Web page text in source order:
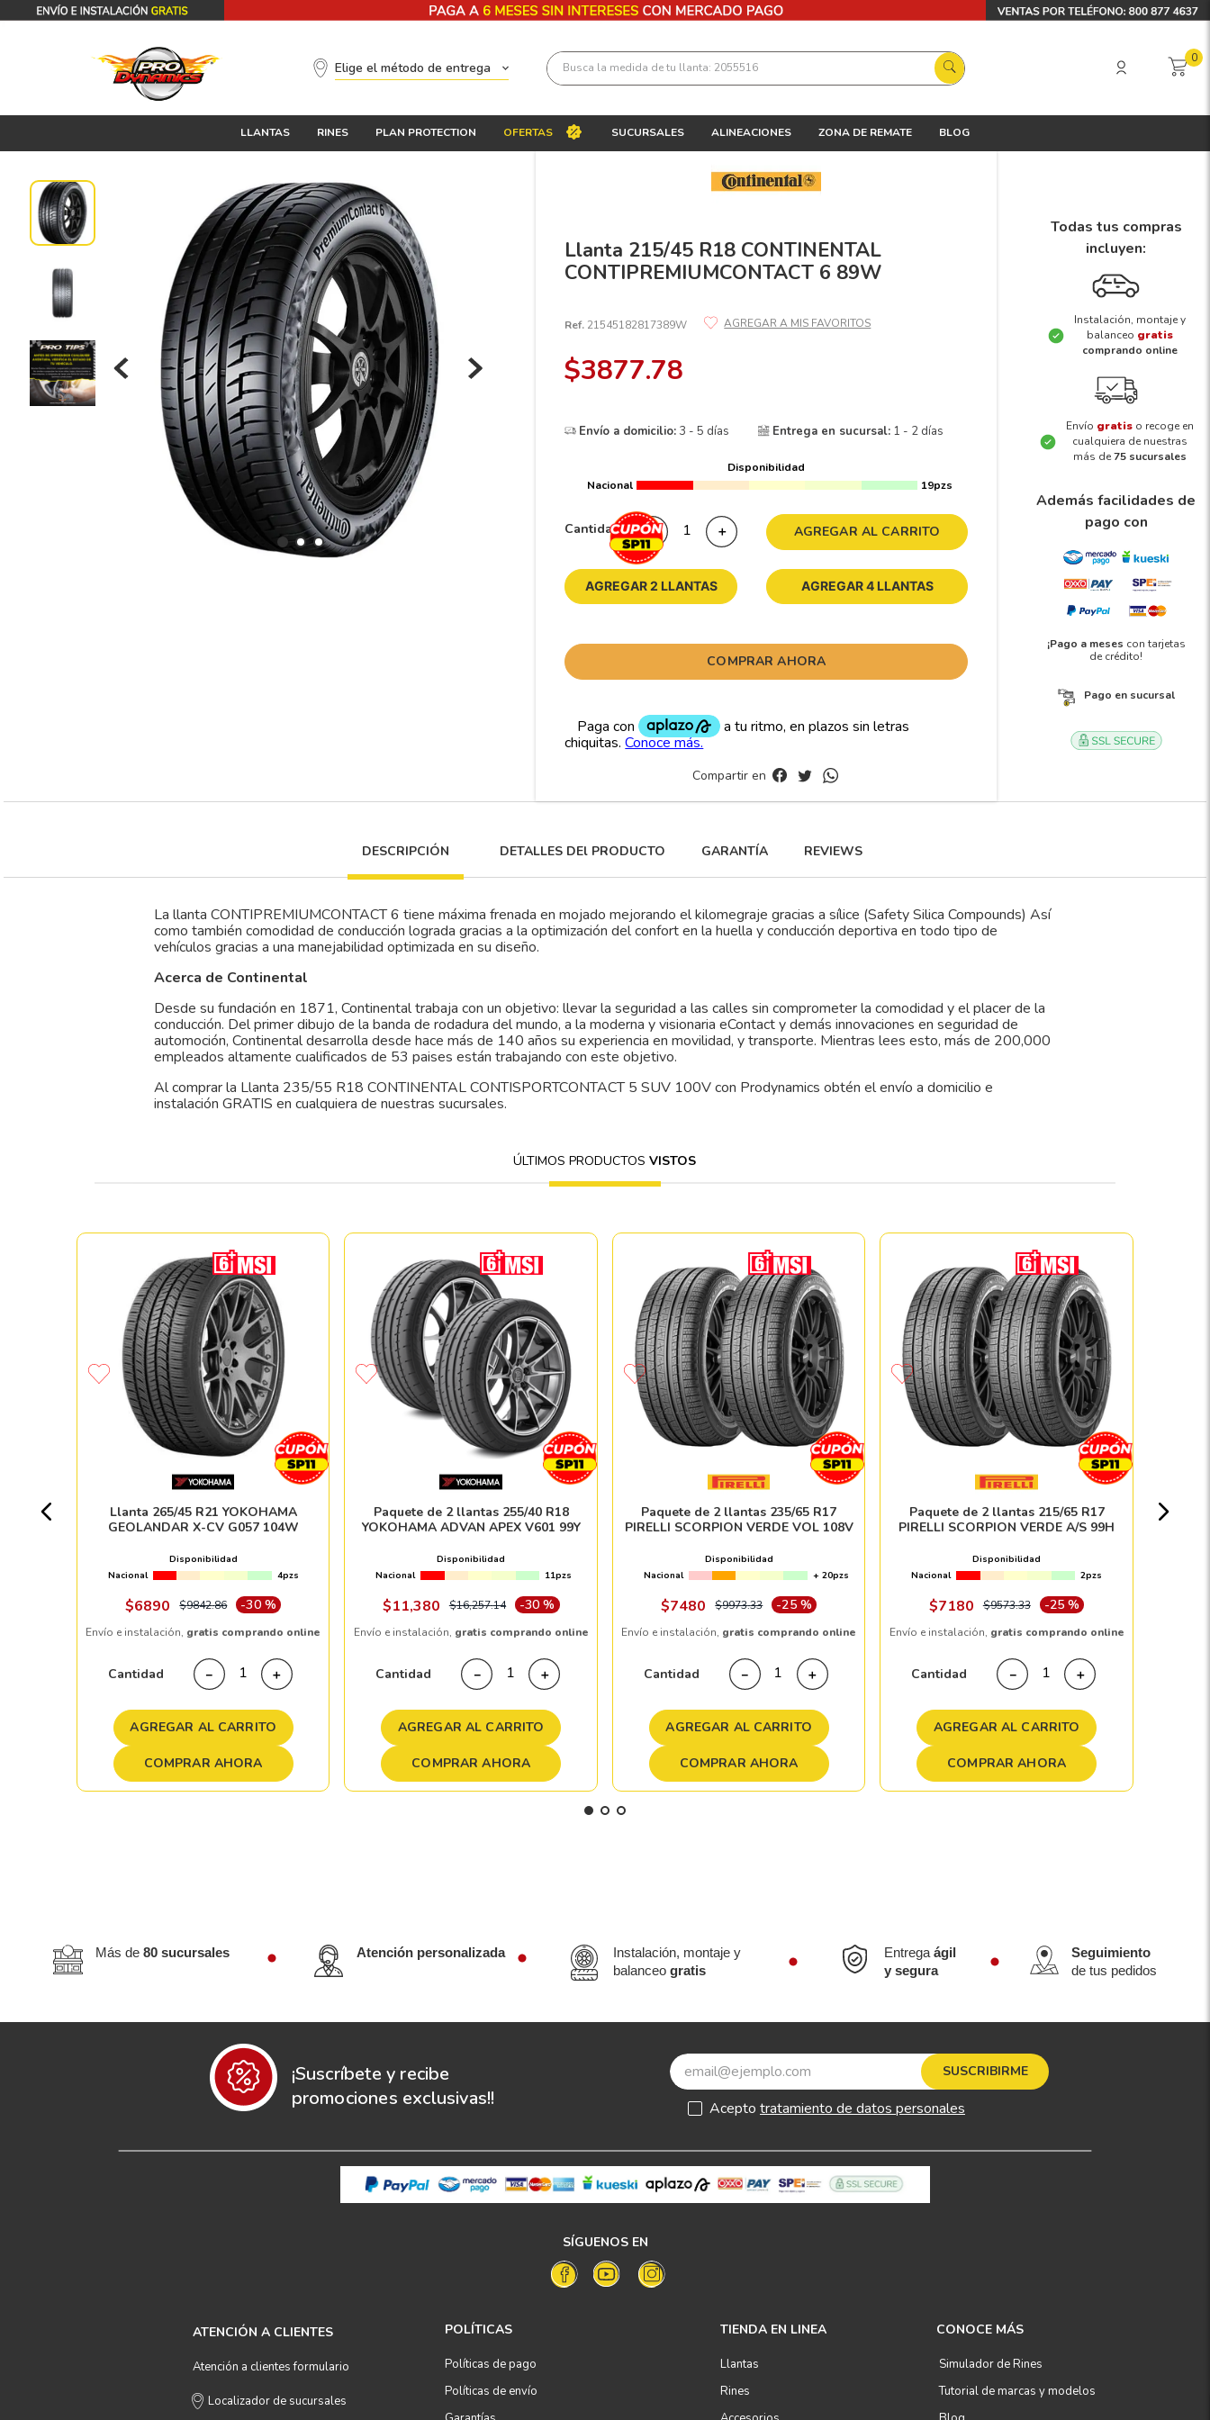
Elige el método de entrega Busca la medida de tu llanta: 2055516 0
LLANTAS RINES PLAN PROTECTION OFERTAS SUCURSALES ALINEACIONES ZONA DE REMATE BLOG
Llanta 215/45 R18 CONTINENTAL
CONTIPREMIUMCONTACT 6 89W
Ref. 21545182817389W
$3877.78
Envío a domicilio:3 - 5 días Entrega en sucursal: 1 - 2 días
Disponibilidad
Nacional
19pzs
Cantidad ＋
－ AGREGAR AL CARRITO
AGREGAR 2 LLANTAS AGREGAR 4 LLANTAS
COMPRAR AHORA
Compartir en
Todas tus compras
incluyen:
Instalación, montaje y
balanceo gratis
comprando online
Envío gratis o recoge en
cualquiera de nuestras
más de75 sucursales
Además facilidades de
pago con
¡Pago a meses con tarjetas
de crédito!
Pago en sucursal
DESCRIPCIÓN DETALLES DEl PRODUCTO GARANTÍA REVIEWS
La llanta CONTIPREMIUMCONTACT 6 tiene máxima frenada en mojado mejorando el kilomegraje gracias a sílice (Safety Silica Compounds) Así
como también comodidad de conducción lograda gracias a la optimización del confort en la huella y conducción deportiva en todo tipo de
vehículos gracias a una manejabilidad optimizada en su diseño.
Acerca de Continental
Desde su fundación en 1871, Continental trabaja con un objetivo: llevar la seguridad a las calles sin comprometer la comodidad y el placer de la
conducción. Del primer dibujo de la banda de rodadura del mundo, a la moderna y visionaria eContact y demás innovaciones en seguridad de
automoción, Continental desarrolla desde hace más de 140 años su experiencia en movilidad, y transporte. Mientras lees esto, más de 200,000
empleados altamente cualificados de 53 paises están trabajando con este objetivo.
Al comprar la Llanta 235/55 R18 CONTINENTAL CONTISPORTCONTACT 5 SUV 100V con Prodynamics obtén el envío a domicilio e
instalación GRATIS en cualquiera de nuestras sucursales.
ÚLTIMOS PRODUCTOSVISTOS
Llanta 265/45 R21 YOKOHAMA
GEOLANDAR X-CV G057 104W
Disponibilidad
Nacional
4pzs
$6890 $9842.86 -30 %
Envío e instalación, gratis comprando online
Cantidad ＋
－
AGREGAR AL CARRITO
COMPRAR AHORA
Paquete de 2 llantas 255/40 R18
YOKOHAMA ADVAN APEX V601 99Y
Disponibilidad
Nacional
11pzs
$11,380 $16,257.14 -30 %
Envío e instalación, gratis comprando online
Cantidad ＋
－
AGREGAR AL CARRITO
COMPRAR AHORA
Paquete de 2 llantas 235/65 R17
PIRELLI SCORPION VERDE VOL 108V
Disponibilidad
Nacional
+ 20pzs
$7480 $9973.33 -25 %
Envío e instalación, gratis comprando online
Cantidad ＋
－
AGREGAR AL CARRITO
COMPRAR AHORA
Paquete de 2 llantas 215/65 R17
PIRELLI SCORPION VERDE A/S 99H
Disponibilidad
Nacional
2pzs
$7180 $9573.33 -25 %
Envío e instalación, gratis comprando online
Cantidad ＋
－
AGREGAR AL CARRITO
COMPRAR AHORA
Más de 80 sucursales Atención personalizada
Instalación, montaje y
balanceogratis
Entregaágil
y segura
Seguimiento
de tus pedidos
¡Suscríbete y recibe
promociones exclusivas!!
SUSCRIBIRME
Acepto tratamiento de datos personales
SÍGUENOS EN
ATENCIÓN A CLIENTES
Atención a clientes formulario
Localizador de sucursales
POLÍTICAS
Políticas de pago
Políticas de envío
TIENDA EN LINEA
Llantas
Rines
CONOCE MÁS
Simulador de Rines
Tutorial de marcas y modelos
Términos más buscados